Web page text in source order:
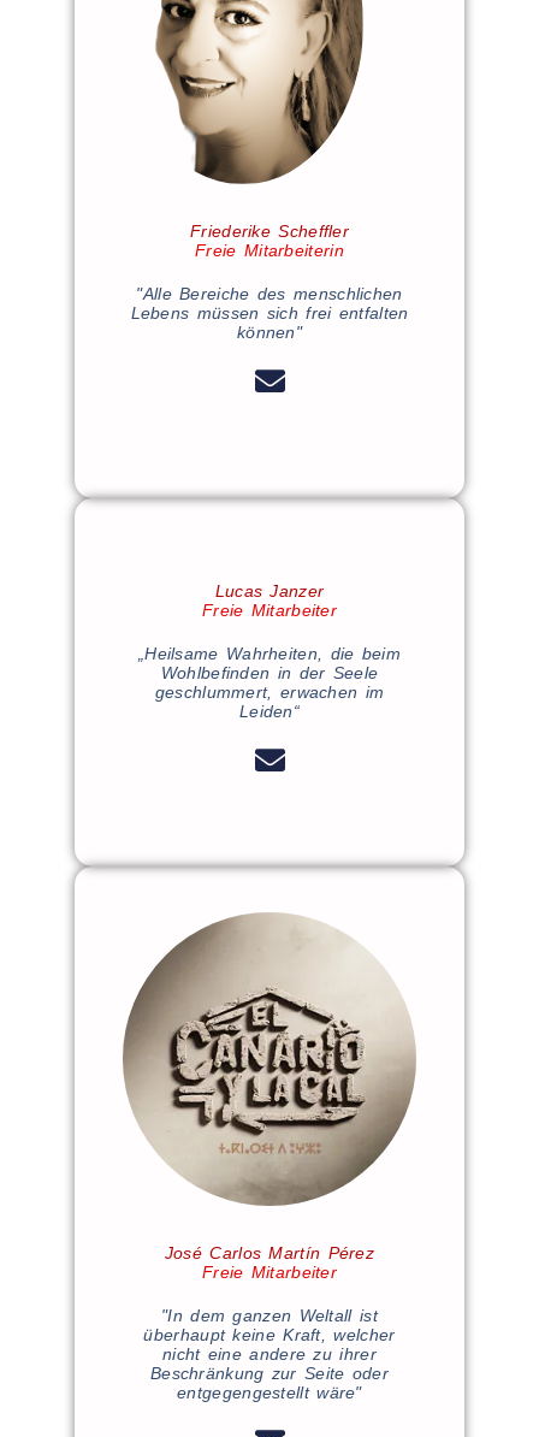
Friederike Scheffler
Freie Mitarbeiterin
"Alle Bereiche des menschlichen
Lebens müssen sich frei entfalten
können"
Lucas Janzer
Freie Mitarbeiter
„Heilsame Wahrheiten, die beim
Wohlbefinden in der Seele
geschlummert, erwachen im
Leiden“
José Carlos Martín Pérez
Freie Mitarbeiter
"In dem ganzen Weltall ist
überhaupt keine Kraft, welcher
nicht eine andere zu ihrer
Beschränkung zur Seite oder
entgegengestellt wäre"